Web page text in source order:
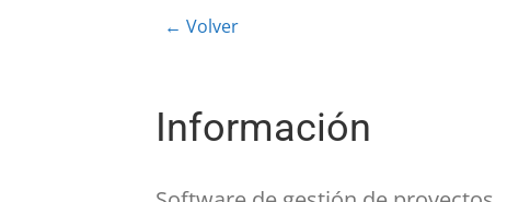
← Volver
Información